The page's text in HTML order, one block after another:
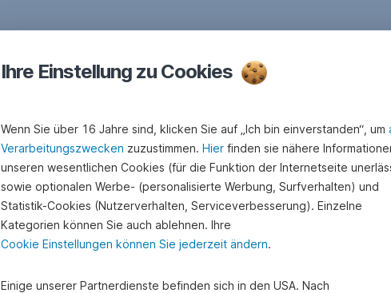
Ihre Einstellung zu Cookies
Wenn Sie über 16 Jahre sind, klicken Sie auf „Ich bin einverstanden“, um
Verarbeitungszwecken zuzustimmen. Hier finden sie nähere
unseren wesentlichen Cookies (für die Funktion der Internetseite
sowie optionalen Werbe- (personalisierte Werbung, Surfverhalten) und
Statistik-Cookies (Nutzerverhalten, Serviceverbesserung). Einzelne
Kategorien können Sie auch ablehnen. Ihre
Cookie Einstellungen können Sie jederzeit ändern.
Einige unserer Partnerdienste befinden sich in den USA. Nach